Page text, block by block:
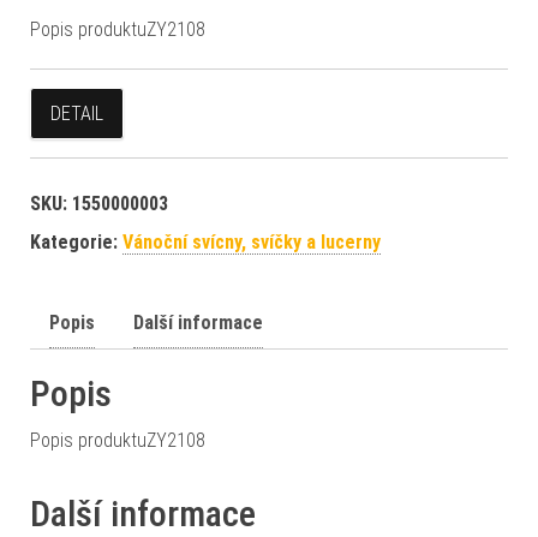
Popis produktuZY2108
DETAIL
SKU: 1550000003
Kategorie: Vánoční svícny, svíčky a lucerny
Popis Další informace
Popis
Popis produktuZY2108
Další informace